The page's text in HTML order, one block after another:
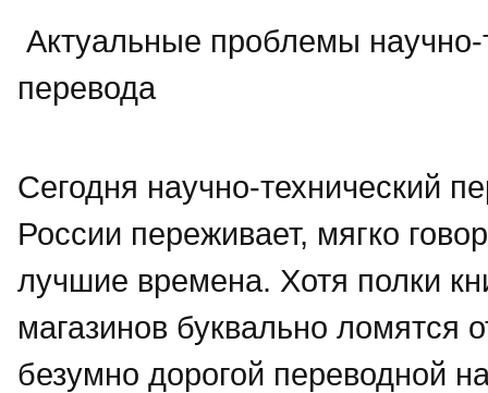
Актуальные проблемы научно-
перевода
Сегодня научно-технический
России переживает, мягко
лучшие времена. Хотя полки
магазинов буквально ломятся
безумно дорогой переводной